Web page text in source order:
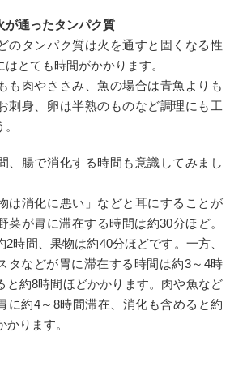
通ったタンパク質
のタンパク質は火を通すと固くなる性
とても時間がかかります。
も肉やささみ、魚の場合は青魚よりも
刺身、卵は半熟のものなど調理にも工
、腸で消化する時間も意識してみまし
は消化に悪い」などと耳にすることが
菜が胃に滞在する時間は約30分ほど。
時間、果物は約40分ほどです。一方、
タなどが胃に滞在する時間は約3～4時
と約8時間ほどかかります。肉や魚など
に約4～8時間滞在、消化も含めると約
かります。